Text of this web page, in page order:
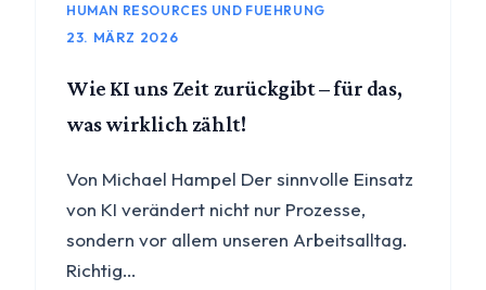
HUMAN RESOURCES UND FUEHRUNG
23. MÄRZ 2026
Wie KI uns Zeit zurückgibt – für das,
was wirklich zählt!
Von Michael Hampel Der sinnvolle Einsatz
von KI verändert nicht nur Prozesse,
sondern vor allem unseren Arbeitsalltag.
Richtig…